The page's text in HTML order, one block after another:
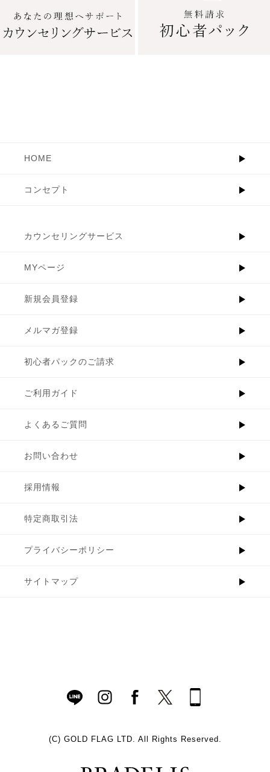
HOME
コンセプト
カウンセリングサービス
MYページ
新規会員登録
メルマガ登録
初心者パックのご請求
ご利用ガイド
よくあるご質問
お問い合わせ
採用情報
特定商取引法
プライバシーポリシー
サイトマップ
(C) GOLD FLAG LTD. All Rights Reserved.